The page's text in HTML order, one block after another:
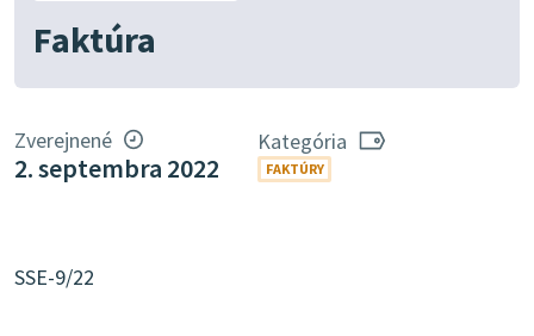
Faktúra
Zverejnené
2. septembra 2022
Kategória
FAKTÚRY
SSE-9/22